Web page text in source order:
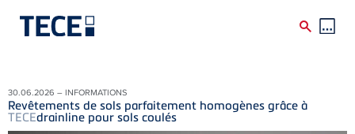
30.06.2026 – INFORMATIONS
Revêtements de sols parfaitement homogènes grâce à
TECEdrainline pour sols coulés